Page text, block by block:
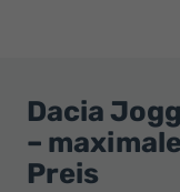
Ihr
Innovatives
Autohaus
Dacia
–
Preis